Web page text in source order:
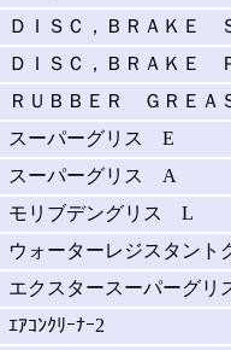
ＤＩＳＣ，ＢＲＡＫＥ
ＤＩＳＣ，ＢＲＡＫＥ
ＲＵＢＢＥＲ ＧＲＥＡ
スーパーグリス E
スーパーグリス A
モリブデングリス L
ウォーターレジスタン
エクスタースーパーグリ
ｴｱｺﾝｸﾘｰﾅｰ2